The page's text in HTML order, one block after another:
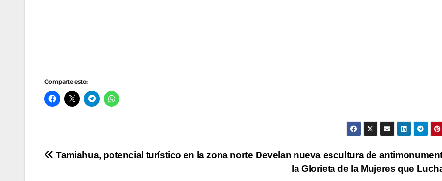
Comparte esto:
Navegación
Develan nueva escultura de
la Glorieta de la Mujeres que
Tamiahua, potencial turístico en la zona norte